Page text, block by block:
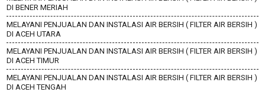
DI BENER MERIAH
MELAYANI PENJUALAN DAN INSTALASI AIR BERSIH ( FILTER AIR BERSIH )
DI ACEH UTARA
MELAYANI PENJUALAN DAN INSTALASI AIR BERSIH ( FILTER AIR BERSIH )
DI ACEH TIMUR
MELAYANI PENJUALAN DAN INSTALASI AIR BERSIH ( FILTER AIR BERSIH )
DI ACEH TENGAH